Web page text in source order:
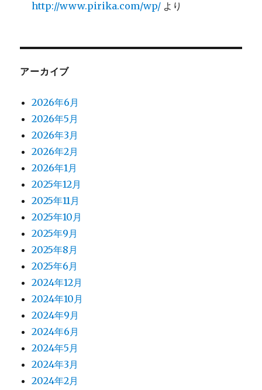
http://www.pirika.com/wp/ より
アーカイブ
2026年6月
2026年5月
2026年3月
2026年2月
2026年1月
2025年12月
2025年11月
2025年10月
2025年9月
2025年8月
2025年6月
2024年12月
2024年10月
2024年9月
2024年6月
2024年5月
2024年3月
2024年2月